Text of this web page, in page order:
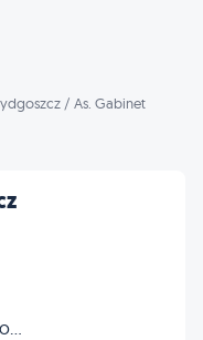
/ As. Gabinet
Kujawsko-Pomorska Izba Lekarsko-Weterynaryjna